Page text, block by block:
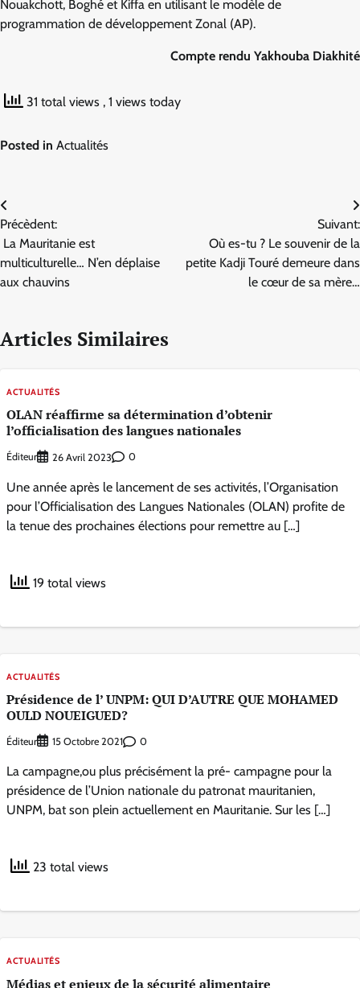
Nouakchott, Boghé et Kiffa en utilisant le modèle de
programmation de développement Zonal (AP).
Compte rendu Yakhouba Diakhité
31 total views , 1 views today
Posted in Actualités
Navigation
de
l’article
Précèdent:
La Mauritanie est
multiculturelle… N’en déplaise
aux chauvins
Suivant:
Où es-tu ? Le souvenir de la
petite Kadji Touré demeure dans
le cœur de sa mère…
Articles Similaires
ACTUALITÉS
OLAN réaffirme sa détermination d’obtenir
l’officialisation des langues nationales
Éditeur 26 Avril 2023 0
Une année après le lancement de ses activités, l’Organisation
pour l’Officialisation des Langues Nationales (OLAN) profite de
la tenue des prochaines élections pour remettre au […]
19 total views
ACTUALITÉS
Présidence de l’ UNPM: QUI D’AUTRE QUE MOHAMED
OULD NOUEIGUED?
Éditeur 15 Octobre 2021 0
La campagne,ou plus précisément la pré- campagne pour la
présidence de l’Union nationale du patronat mauritanien,
UNPM, bat son plein actuellement en Mauritanie. Sur les […]
23 total views
ACTUALITÉS
Médias et enjeux de la sécurité alimentaire